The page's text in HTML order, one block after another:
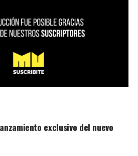
exclusivo del nuevo